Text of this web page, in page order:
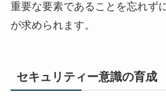
重要な要素であることを忘れず
が求められます。
セキュリティー意識の育成